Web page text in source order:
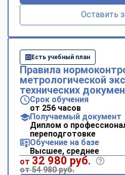
Оставить
Есть учебный план
Правила
метрологической
технических
Срок обучения
от 256 часов
Получаемый документ
Диплом о
переподготовке
Обучение на базе
Высшее, среднее
от 32 980 руб.
от 54 980 руб.